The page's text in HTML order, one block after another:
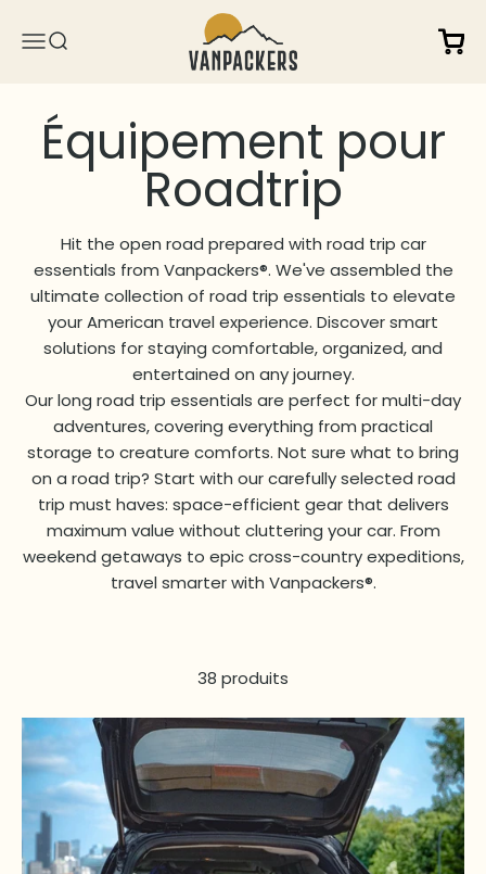
Ouvrir la navigation
Ouvrir la recherche
Vanpackers
Voir
Hit the open road prepared with road trip car
essentials from Vanpackers®. We've assembled the
ultimate collection of road trip essentials to elevate
your American travel experience. Discover smart
solutions for staying comfortable, organized, and
entertained on any journey.
Our long road trip essentials are perfect for multi-day
adventures, covering everything from practical
storage to creature comforts. Not sure what to bring
on a road trip? Start with our carefully selected road
trip must haves: space-efficient gear that delivers
maximum value without cluttering your car. From
weekend getaways to epic cross-country expeditions,
travel smarter with Vanpackers®.
38 produits